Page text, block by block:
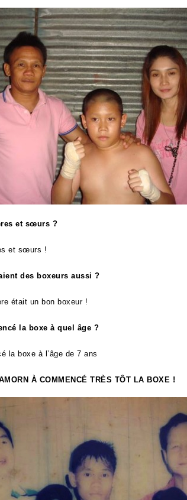
et sœurs ?
et sœurs !
des boxeurs aussi ?
était un bon boxeur !
la boxe à quel âge ?
la boxe à l’âge de 7 ans
À COMMENCÉ TRÈS TÔT LA BOXE !